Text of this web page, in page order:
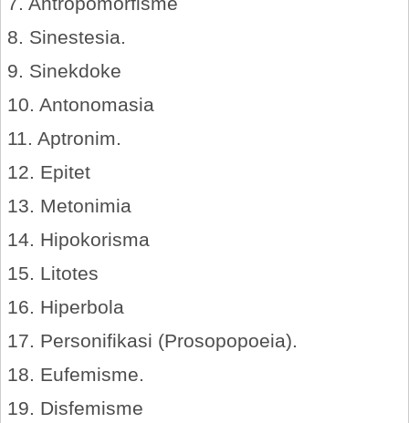
8. Sinestesia.
9. Sinekdoke
10. Antonomasia
11. Aptronim.
12. Epitet
13. Metonimia
14. Hipokorisma
15. Litotes
16. Hiperbola
17. Personifikasi (Prosopopoeia).
18. Eufemisme.
19. Disfemisme